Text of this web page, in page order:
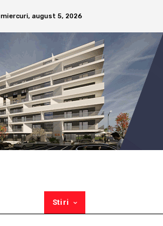
miercuri, august 5, 2026
Stiri